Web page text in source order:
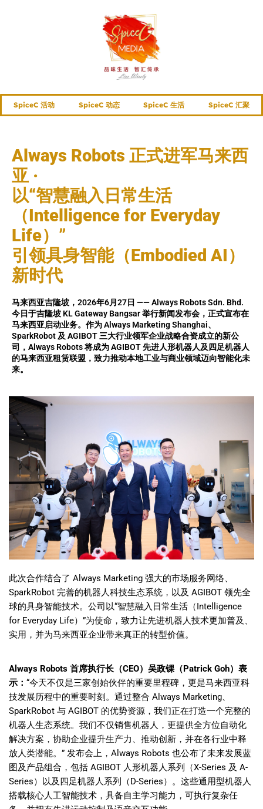
SpiceC 活动 SpiceC 动态 SpiceC 生活 SpiceC 汇聚
Always Robots 正式进军马来西
亚 ·
以“智慧融入日常生活
（Intelligence for Everyday
Life）”
引领具身智能（Embodied AI）
新时代
马来西亚吉隆坡，2026年6月27日 —— Always Robots Sdn. Bhd.
今日于吉隆坡 KL Gateway Bangsar 举行新闻发布会，正式宣布在
马来西亚启动业务。作为 Always Marketing Shanghai、
SparkRobot 及 AGIBOT 三大行业领军企业战略合资成立的新公
司，Always Robots 将成为 AGIBOT 先进人形机器人及四足机器人
的马来西亚租赁联盟，致力推动本地工业与商业领域迈向智能化未
来。
此次合作结合了 Always Marketing 强大的市场服务网络、
SparkRobot 完善的机器人科技生态系统，以及 AGIBOT 领先全
球的具身智能技术。公司以“智慧融入日常生活（Intelligence
for Everyday Life）”为使命，致力让先进机器人技术更加普及、
实用，并为马来西亚企业带来真正的转型价值。
Always Robots 首席执行长（CEO）吴政锞（Patrick Goh）表
示： “今天不仅是三家创始伙伴的重要里程碑，更是马来西亚科
技发展历程中的重要时刻。通过整合 Always Marketing、
SparkRobot 与 AGIBOT 的优势资源，我们正在打造一个完整的
机器人生态系统。我们不仅销售机器人，更提供全方位自动化
解决方案，协助企业提升生产力、推动创新，并在各行业中释
放人类潜能。” 发布会上，Always Robots 也公布了未来发展蓝
图及产品组合，包括 AGIBOT 人形机器人系列（X-Series 及 A-
Series）以及四足机器人系列（D-Series）。这些通用型机器人
搭载核心人工智能技术，具备自主学习能力，可执行复杂任